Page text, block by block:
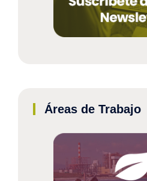
Áreas de Trabajo